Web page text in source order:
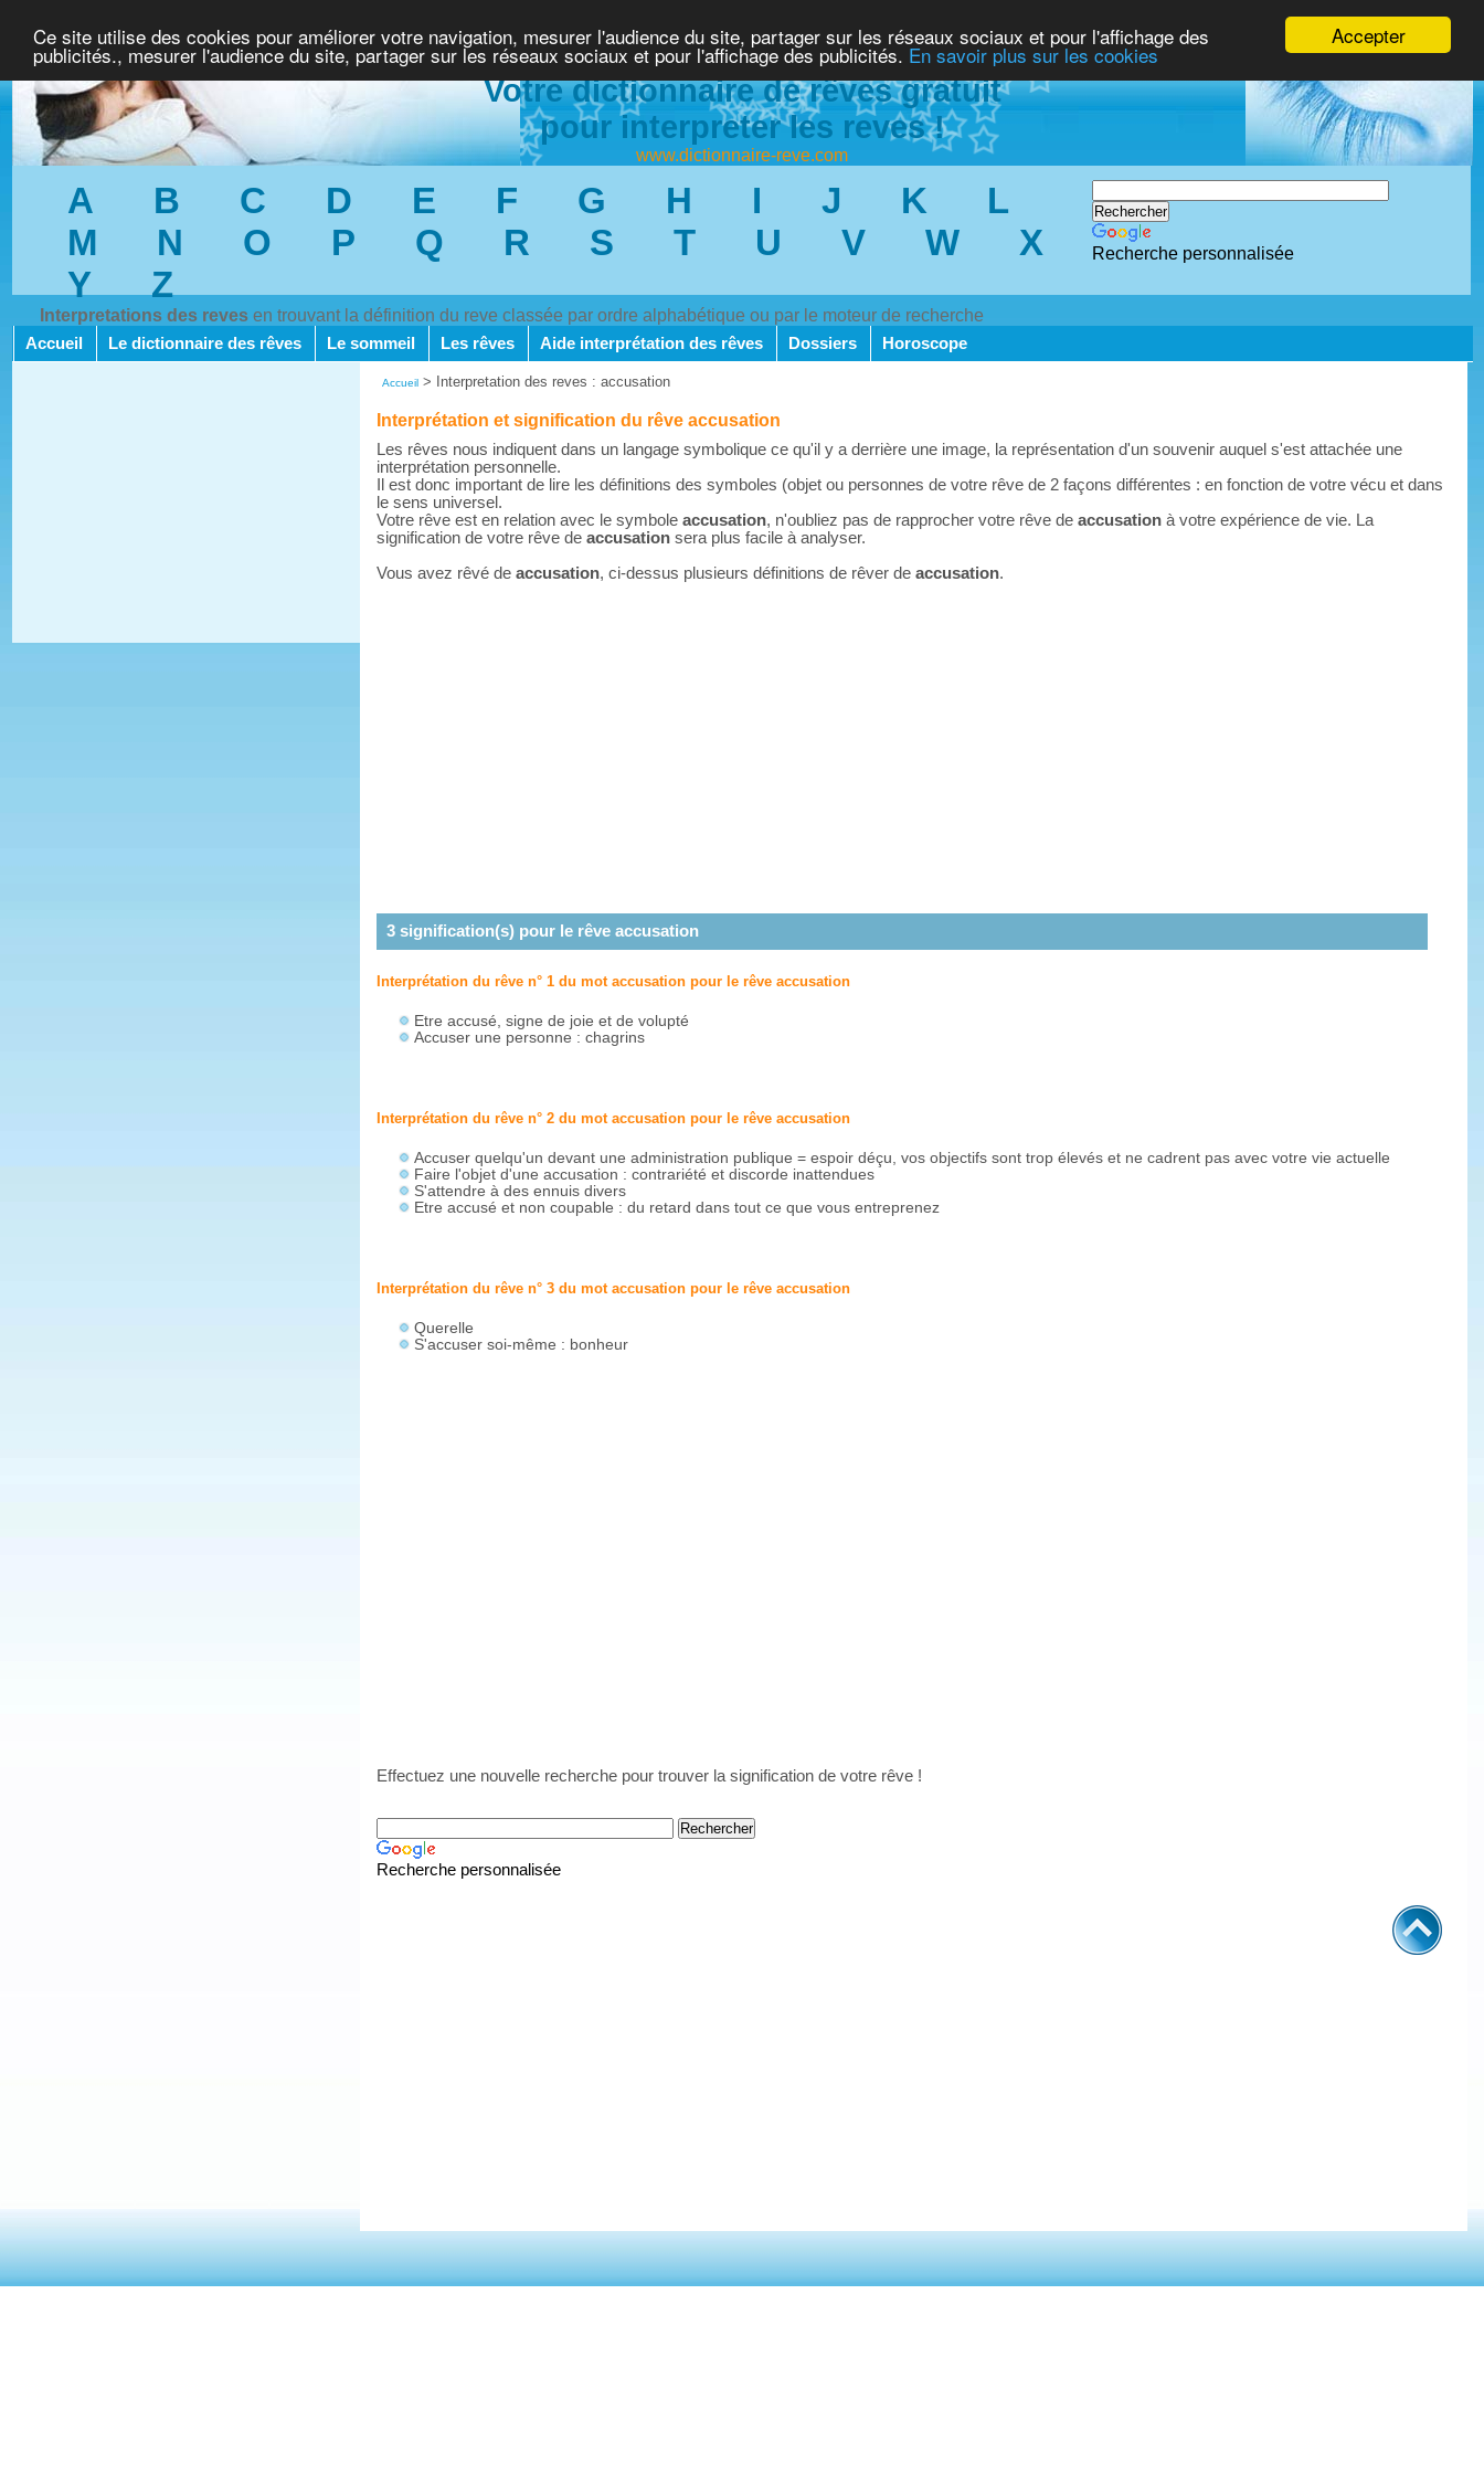
Accepter
Ce site utilise des cookies pour améliorer votre navigation, mesurer l'audience du site, partager sur les réseaux sociaux et pour l'affichage des
publicités., mesurer l'audience du site, partager sur les réseaux sociaux et pour l'affichage des publicités. En savoir plus sur les cookies
Votre dictionnaire de rêves gratuit
pour interpreter les reves !
www.dictionnaire-reve.com
A B C D E F G H I J K
L
M
N O P Q R S T U V W
X
Y
Z
Interpretations des reves en trouvant la définition du reve classée par ordre alphabétique ou par le moteur de recherche
Recherche personnalisée
Accueil Le dictionnaire des rêves Le sommeil Les rêves Aide interprétation des rêves Dossiers Horoscope
Accueil > Interpretation des reves : accusation
Interprétation et signification du rêve accusation
Les rêves nous indiquent dans un langage symbolique ce qu'il y a derrière une image, la représentation d'un souvenir auquel s'est attachée une
interprétation personnelle.
Il est donc important de lire les définitions des symboles (objet ou personnes de votre rêve de 2 façons différentes : en fonction de votre vécu et dans
le sens universel.
Votre rêve est en relation avec le symboleaccusation, n'oubliez pas de rapprocher votre rêve deaccusation à votre expérience de vie. La
signification de votre rêve deaccusation sera plus facile à analyser.
Vous avez rêvé deaccusation, ci-dessus plusieurs définitions de rêver deaccusation.
3signification(s) pour le rêve accusation
Interprétation du rêve n° 1 du mot accusation pour le rêveaccusation
Etre accusé, signe de joie et de volupté
Accuser une personne : chagrins
Interprétation du rêve n° 2 du mot accusation pour le rêveaccusation
Accuser quelqu'un devant une administration publique = espoir déçu, vos objectifs sont trop élevés et ne cadrent pas avec votre vie actuelle
Faire l'objet d'une accusation : contrariété et discorde inattendues
S'attendre à des ennuis divers
Etre accusé et non coupable : du retard dans tout ce que vous entreprenez
Interprétation du rêve n° 3 du mot accusation pour le rêveaccusation
Querelle
S'accuser soi-même : bonheur
Effectuez une nouvelle recherche pour trouver la signification de votre rêve !
Recherche personnalisée